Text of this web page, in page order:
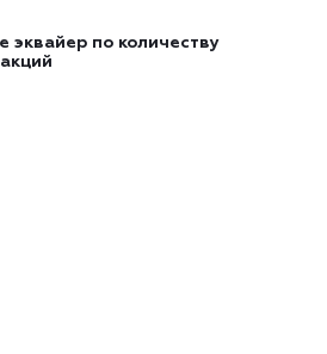
эквайер по количеству